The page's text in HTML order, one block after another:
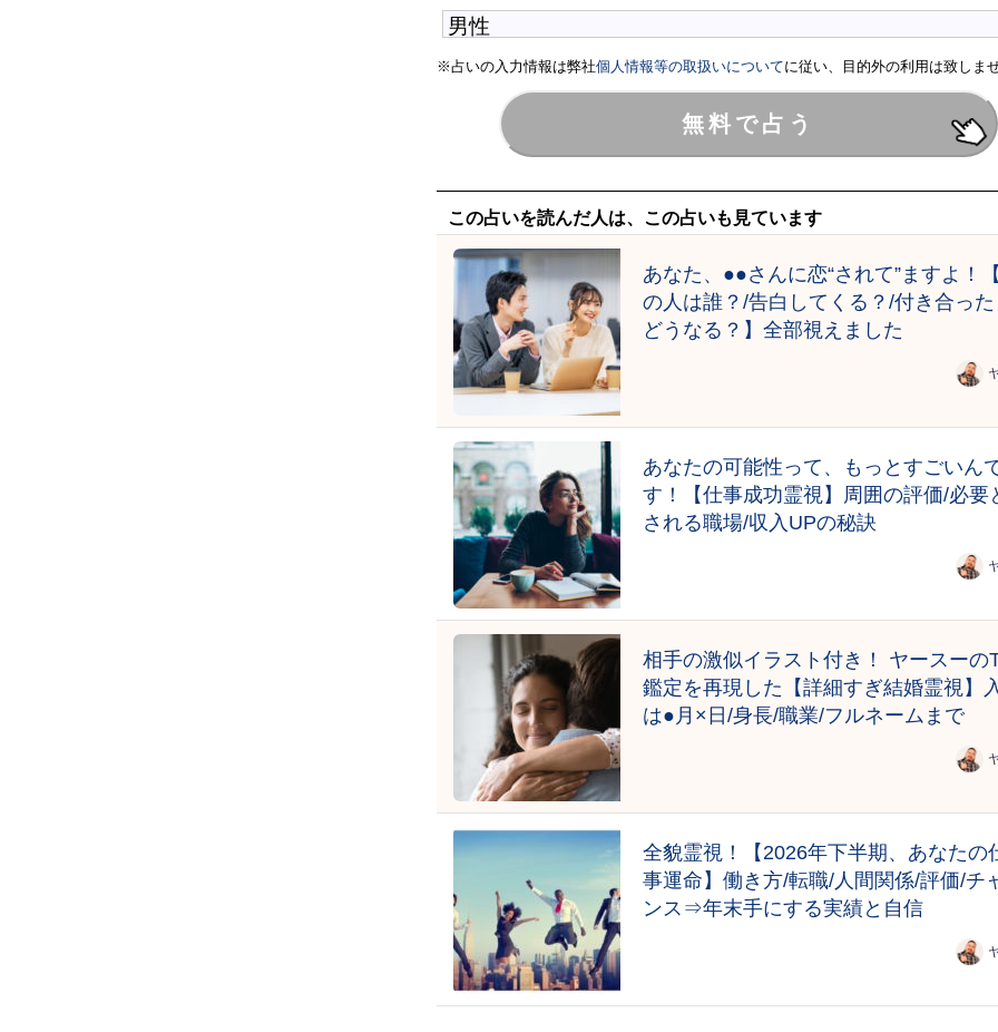
※占いの入力情報は弊社個人情報等の取扱いについてに従い、目的外の利用は致しませ
この占いを読んだ人は、この占いも見ています
あなた、●●さんに恋“されて”ますよ！
の人は誰？/告白してくる？/付き合った
どうなる？】全部視えました
あなたの可能性って、もっとすごいん
す！【仕事成功霊視】周囲の評価/必要
される職場/収入UPの秘訣
相手の激似イラスト付き！ ヤースーの
鑑定を再現した【詳細すぎ結婚霊視】
は●月×日/身長/職業/フルネームまで
全貌霊視！【2026年下半期、あなたの
事運命】働き方/転職/人間関係/評価/チ
ンス⇒年末手にする実績と自信